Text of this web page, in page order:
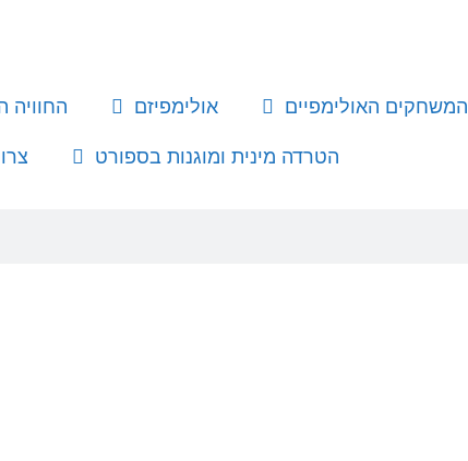
המשחקים האולימפיים אולימפיזם החוויה
הטרדה מינית ומוגנות בספורט